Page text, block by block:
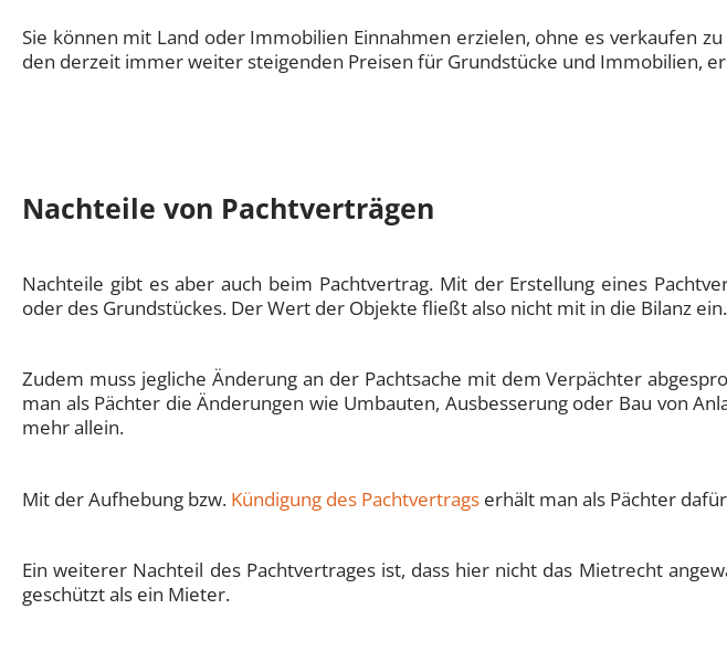
Sie können mit Land oder Immobilien Einnahmen erzielen, ohne es verkaufen
den derzeit immer weiter steigenden Preisen für Grundstücke und Immobilien,
Nachteile von Pachtverträgen
Nachteile gibt es aber auch beim Pachtvertrag. Mit der Erstellung eines
oder des Grundstückes. Der Wert der Objekte fließt also nicht mit in die Bilanz ein.
Zudem muss jegliche Änderung an der Pachtsache mit dem Verpächter
man als Pächter die Änderungen wie Umbauten, Ausbesserung oder Bau von
mehr allein.
Mit der Aufhebung bzw. Kündigung des Pachtvertrags erhält man als Pächter
Ein weiterer Nachteil des Pachtvertrages ist, dass hier nicht das Mietrecht
geschützt als ein Mieter.